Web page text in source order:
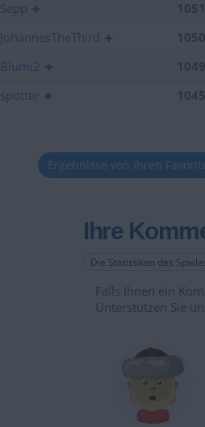
Sepp
JohannesTheThird
Blumi2
spotter
Ergebnisse von Ihren
Ihre
Die Statistiken des
Falls Ihnen ein
Unterstützen Sie